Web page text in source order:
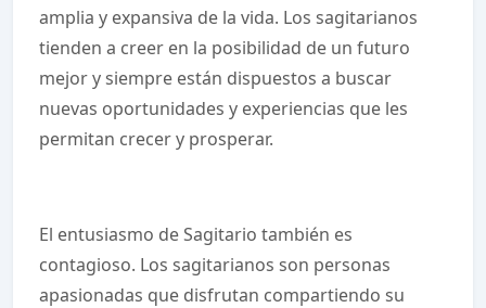
amplia y expansiva de la vida. Los sagitarianos
tienden a creer en la posibilidad de un futuro
mejor y siempre están dispuestos a buscar
nuevas oportunidades y experiencias que les
permitan crecer y prosperar.
El entusiasmo de Sagitario también es
contagioso. Los sagitarianos son personas
apasionadas que disfrutan compartiendo su